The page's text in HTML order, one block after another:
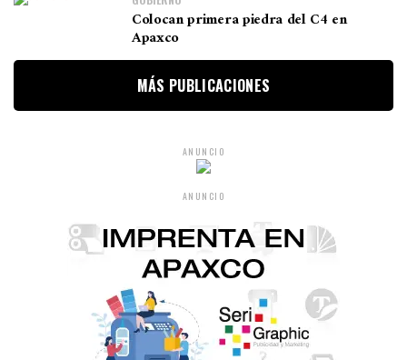
Colocan primera piedra del C4 en
Apaxco
MÁS PUBLICACIONES
ANUNCIO
ANUNCIO